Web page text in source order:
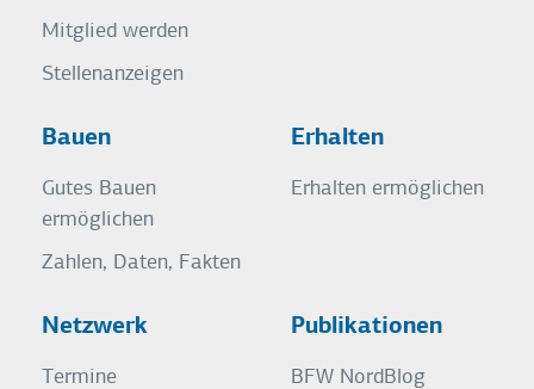
Mitglied werden
Stellenanzeigen
Bauen
Gutes Bauen
ermöglichen
Zahlen, Daten, Fakten
Erhalten
Erhalten ermöglichen
Netzwerk
Termine
Publikationen
BFW NordBlog